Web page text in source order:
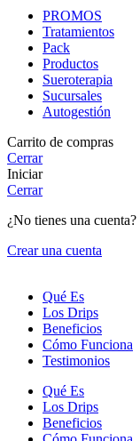
PROMOS
Tratamientos
Pack
Productos
Sueroterapia
Sucursales
Autogestión
Carrito de compras
Cerrar
Iniciar
Cerrar
¿No tienes una cuenta?
Crear una cuenta
Qué Es
Los Drips
Beneficios
Cómo Funciona
Testimonios
Qué Es
Los Drips
Beneficios